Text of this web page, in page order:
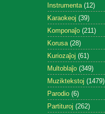
Instrumenta (12)
Karaokeoj (39)
Komponaĵo (211)
Korusa (28)
Kuriozaĵoj (61)
Multoblaĵo (349)
Muziktekstoj (1479)
Parodio (6)
Partituroj (262)